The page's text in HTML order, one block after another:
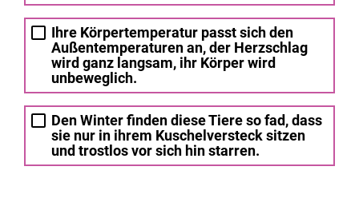
Ihre Körpertemperatur passt sich den
Außentemperaturen an, der Herzschlag
wird ganz langsam, ihr Körper wird
unbeweglich.
Den Winter finden diese Tiere so fad, dass
sie nur in ihrem Kuschelversteck sitzen
und trostlos vor sich hin starren.